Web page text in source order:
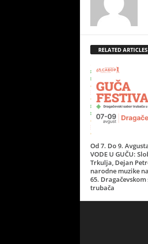
RELATED ARTICLES
Od 7. Do 9.
VODE U GUČU:
Trkulja, Dejan
narodne muzike
65.
trubača